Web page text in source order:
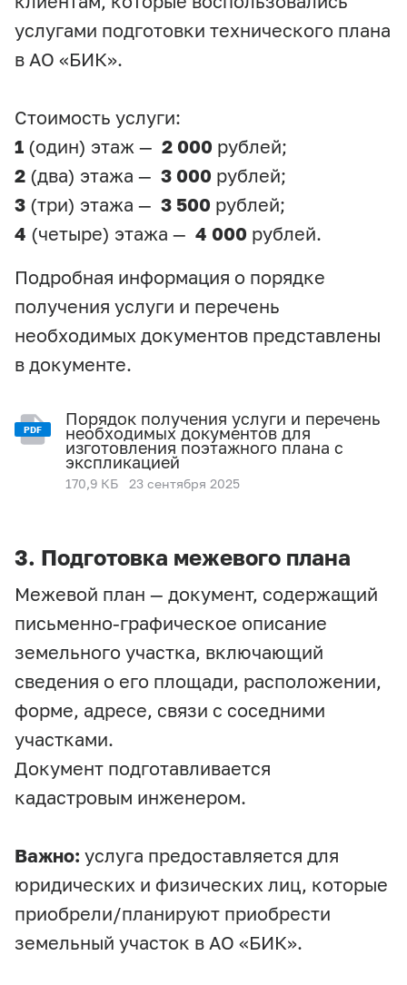
услугами подготовки технического плана
в АО «БИК».
Стоимость услуги:
1 (один) этаж — 2 000 рублей;
2 (два) этажа — 3 000 рублей;
3 (три) этажа — 3 500 рублей;
4 (четыре) этажа — 4 000 рублей.
Подробная информация о порядке
получения услуги и перечень
необходимых документов представлены
в документе.
PDF
Порядок получения услуги и перечень
необходимых документов для
изготовления поэтажного плана с
экспликацией
170,9 КБ 23 сентября 2025
3. Подготовка межевого плана
Межевой план — документ, содержащий
письменно-графическое описание
земельного участка, включающий
сведения о его площади, расположении,
форме, адресе, связи с соседними
участками.
Документ подготавливается
кадастровым инженером.
Важно: услуга предоставляется для
юридических и физических лиц, которые
приобрели/планируют приобрести
земельный участок в АО «БИК».